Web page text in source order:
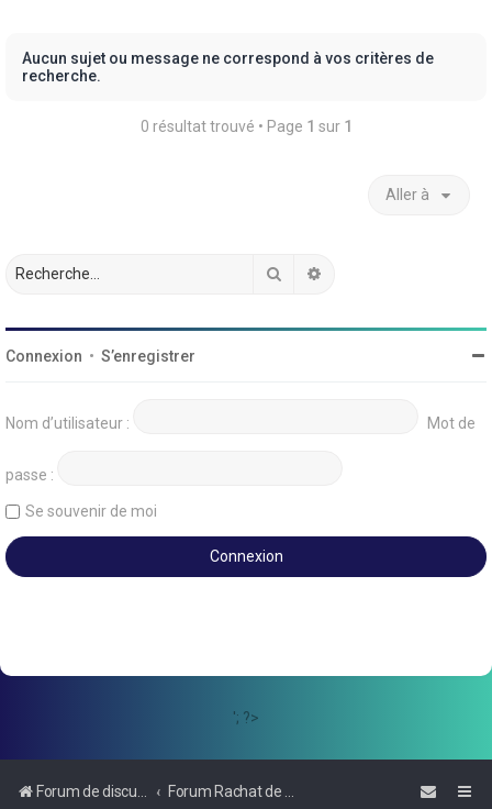
Aucun sujet ou message ne correspond à vos critères de
recherche.
0 résultat trouvé • Page 1 sur 1
Aller à
Rechercher
Connexion • S’enregistrer
Nom d’utilisateur : Mot de
passe :
Se souvenir de moi
'; ?>
Forum de discussions sur le Regroupement de Crédits et le Rachat de Crédits